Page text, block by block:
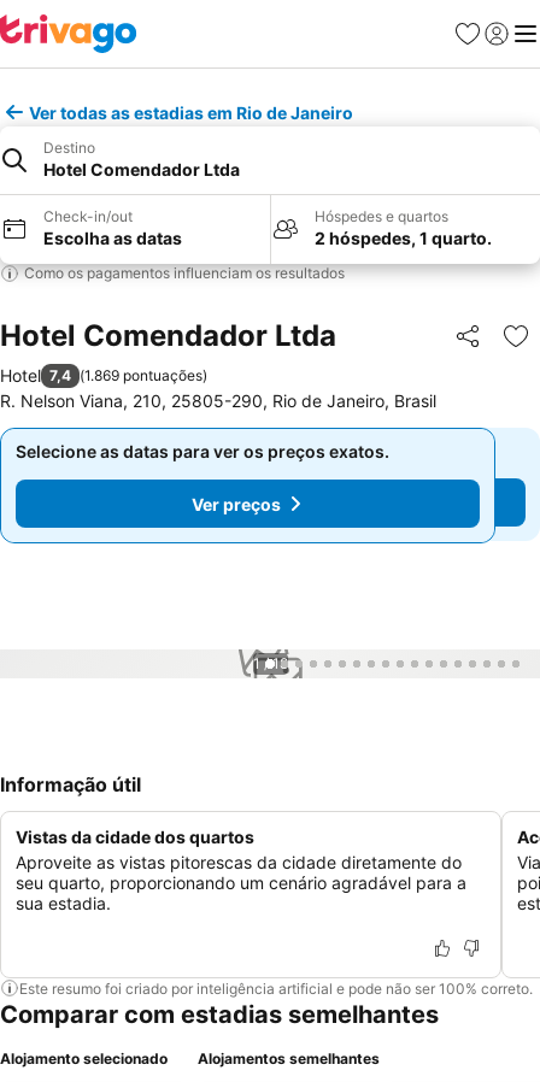
Favoritos
Iniciar
Ver todas as estadias em Rio de Janeiro
Destino
Hotel Comendador Ltda
Check-in/out
Escolha as datas
Hóspedes e quartos
2 hóspedes, 1 quarto.
Como os pagamentos influenciam os resultados
Hotel Comendador Ltda Partilhar
Hotel 7,4 (1.869 pontuações)
R. Nelson Viana, 210, 25805-290, Rio de Janeiro, Brasil
Selecione as datas para ver os preços exatos.
Ver preços
Selecione as datas para ver os preços exatos.
Ver preços
1 / 18
Informação útil
Vistas da cidade dos quartos
Aproveite as vistas pitorescas da cidade diretamente do
seu quarto, proporcionando um cenário agradável para a
sua estadia.
Este resumo foi criado por inteligência artificial e pode não ser 100% correto.
Comparar com estadias semelhantes
Alojamento selecionado Alojamentos semelhantes